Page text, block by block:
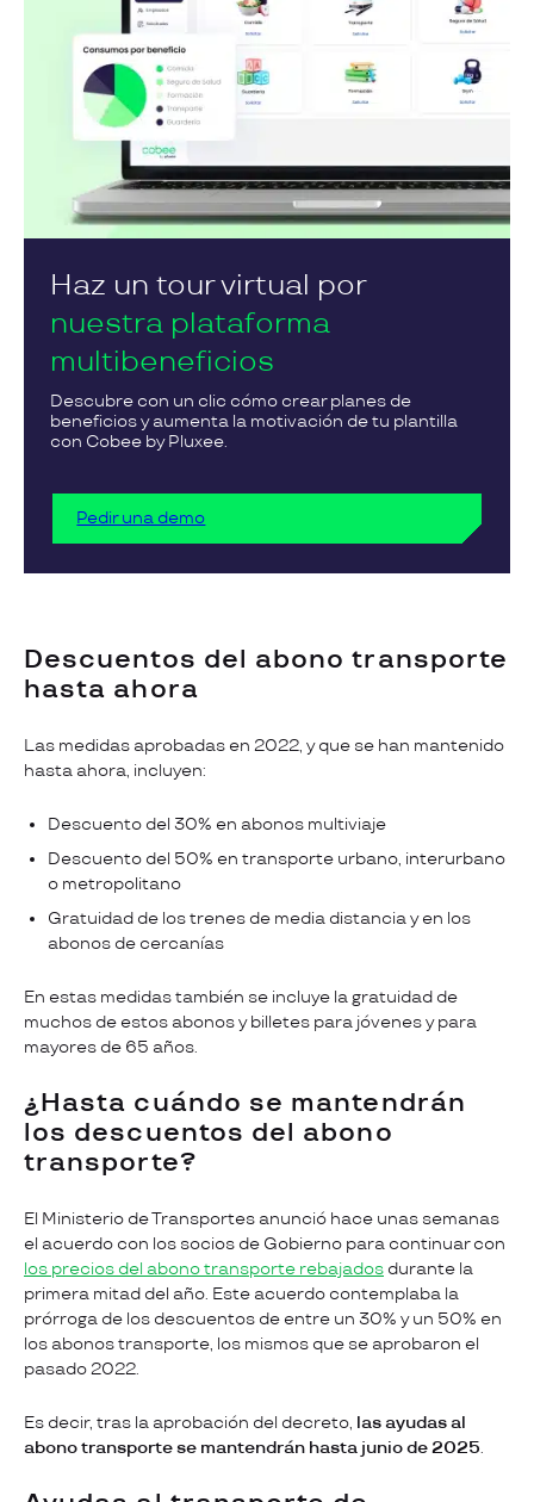
Haz un tour virtual por
nuestra plataforma
multibeneficios
Descubre con un clic cómo crear planes de
beneficios y aumenta la motivación de tu plantilla
con Cobee by Pluxee.
Pedir una demo
Descuentos del abono transporte
hasta ahora
Las medidas aprobadas en 2022, y que se han mantenido
hasta ahora, incluyen:
Descuento del 30% en abonos multiviaje
Descuento del 50% en transporte urbano, interurbano
o metropolitano
Gratuidad de los trenes de media distancia y en los
abonos de cercanías
En estas medidas también se incluye la gratuidad de
muchos de estos abonos y billetes para jóvenes y para
mayores de 65 años.
¿Hasta cuándo se mantendrán
los descuentos del abono
transporte?
El Ministerio de Transportes anunció hace unas semanas
el acuerdo con los socios de Gobierno para continuar con
los precios del abono transporte rebajados durante la
primera mitad del año. Este acuerdo contemplaba la
prórroga de los descuentos de entre un 30% y un 50% en
los abonos transporte, los mismos que se aprobaron el
pasado 2022.
Es decir, tras la aprobación del decreto, las ayudas al
abono transporte se mantendrán hasta junio de 2025.